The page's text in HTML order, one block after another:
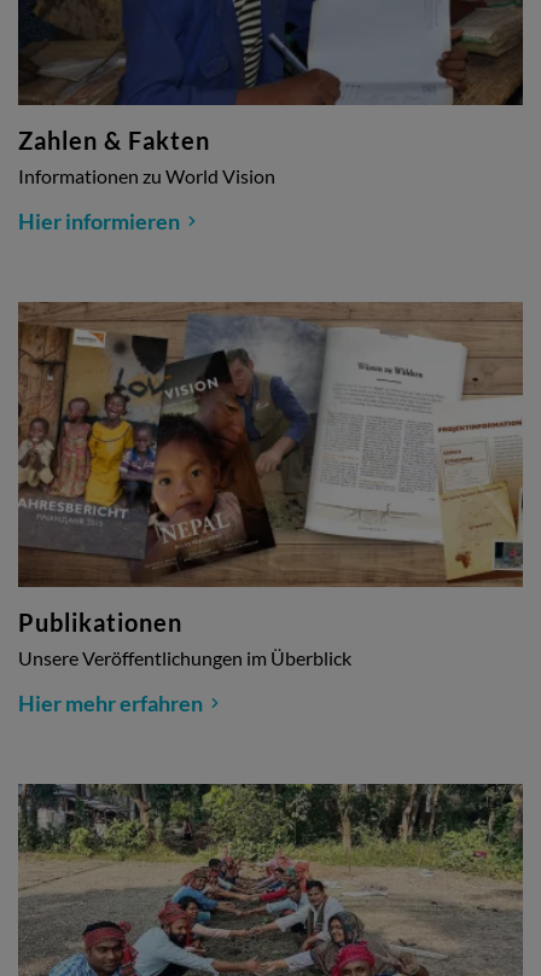
Zahlen & Fakten
Informationen zu World Vision
Hier informieren
Publikationen
Unsere Veröffentlichungen im Überblick
Hier mehr erfahren